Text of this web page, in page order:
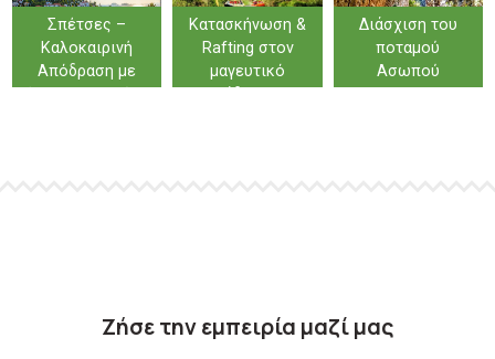
Σπέτσες –
Καλοκαιρινή
Απόδραση με
Κατασκήνωση &
Rafting στον
μαγευτικό
Διάσχιση του
ποταμού
Ασωπού
Ζήσε την εμπειρία μαζί μας